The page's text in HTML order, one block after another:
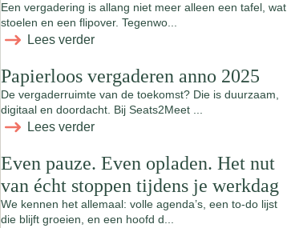
Een vergadering is allang niet meer alleen een tafel, wat
stoelen en een flipover. Tegenwo...
Lees verder
Papierloos vergaderen anno 2025
De vergaderruimte van de toekomst? Die is duurzaam,
digitaal en doordacht. Bij Seats2Meet ...
Lees verder
Even pauze. Even opladen. Het nut
van écht stoppen tijdens je werkdag
We kennen het allemaal: volle agenda’s, een to-do lijst
die blijft groeien, en een hoofd d...